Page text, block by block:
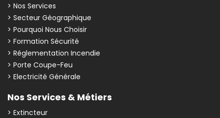
> Nos Services
> Secteur Géographique
> Pourquoi Nous Choisir
> Formation Sécurité
> Réglementation Incendie
> Porte Coupe-Feu
> Electricité Générale
Nos Services & Métiers
> Extincteur